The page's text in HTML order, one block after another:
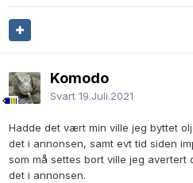
Komodo
Svart 19.Juli.2021
Hadde det vært min ville jeg byttet
det i annonsen, samt evt tid siden
som må settes bort ville jeg avertert
det i annonsen.